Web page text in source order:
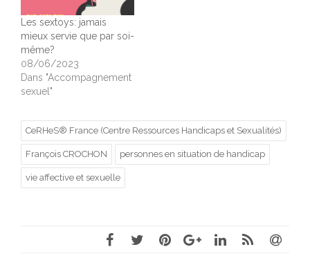
Les sextoys: jamais
mieux servie que par soi-
même?
08/06/2023
Dans "Accompagnement
sexuel"
CeRHeS® France (Centre Ressources Handicaps et Sexualités)
François CROCHON personnes en situation de handicap
vie affective et sexuelle